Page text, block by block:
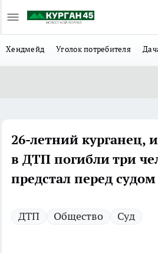
Хендмейд Уголок потребителя
26-летний курганец,
в ДТП погибли три
предстал перед судом
ДТП Общество Суд